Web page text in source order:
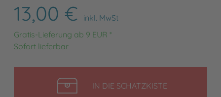
13,00 €
inkl. MwSt
Gratis-Lieferung ab 9 EUR *
Sofort lieferbar
IN DIE SCHATZKISTELEGEN